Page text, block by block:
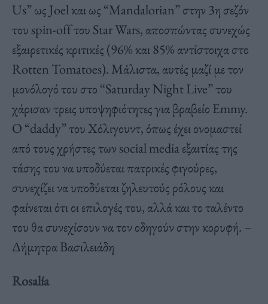
Us” ως Joel και ως “Mandalorian” στην 3η σεζόν
του spin-off του Star Wars, αποσπώντας συνεχώς
εξαιρετικές κριτικές (96% και 85% αντίστοιχα στο
Rotten Tomatoes). Μάλιστα, αυτές μαζί με τον
μονόλογό του στο “Saturday Night Live” του
χάρισαν τρεις υποψηφιότητες για βραβείο Emmy.
Ο “daddy” του Χόλιγουντ, όπως έχει ονομαστεί
από τους χρήστες των social media εξαιτίας της
τάσης του να υποδύεται πατρικές φιγούρες,
συνεχίζει να υποδύεται ζηλευτούς ρόλους και
φαίνεται ότι οι επιλογές του, αλλά και το ταλέντο
του θα συνεχίσουν να τον οδηγούν στην κορυφή. –
Δήμητρα Βασιλειάδη
Rosalía